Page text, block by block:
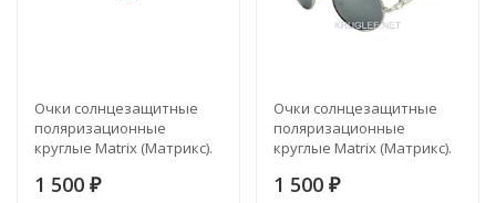
Очки солнцезащитные
поляризационные
круглые Matrix (Матрикс).
1 500 ₽
Очки солнцезащитные
поляризационные
круглые Matrix (Матрикс).
1 500 ₽